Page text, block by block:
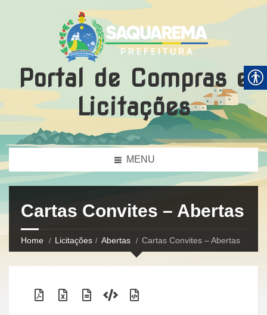
Portal de Compras e
Licitações
MENU
Cartas Convites – Abertas
Home Licitações Abertas Cartas Convites – Abertas